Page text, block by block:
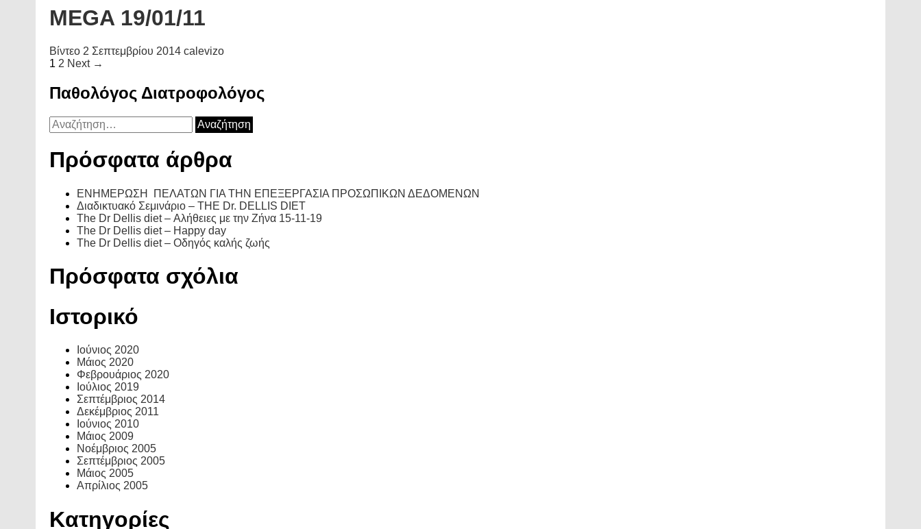
MEGA 19/01/11
Βίντεο 2 Σεπτεμβρίου 2014 calevizo
Posts
navigation
1 2 Next →
Παθολόγος Διατροφολόγος
Αναζήτηση
για:
Πρόσφατα άρθρα
ΕΝΗΜΕΡΩΣΗ ΠΕΛΑΤΩΝ ΓΙΑ ΤΗΝ ΕΠΕΞΕΡΓΑΣΙΑ ΠΡΟΣΩΠΙΚΩΝ ΔΕΔΟΜΕΝΩΝ
Διαδικτυακό Σεμινάριο – THE Dr. DELLIS DIET
The Dr Dellis diet – Αλήθειες με την Ζήνα 15-11-19
The Dr Dellis diet – Happy day
The Dr Dellis diet – Οδηγός καλής ζωής
Πρόσφατα σχόλια
Ιστορικό
Ιούνιος 2020
Μάιος 2020
Φεβρουάριος 2020
Ιούλιος 2019
Σεπτέμβριος 2014
Δεκέμβριος 2011
Ιούνιος 2010
Μάιος 2009
Νοέμβριος 2005
Σεπτέμβριος 2005
Μάιος 2005
Απρίλιος 2005
Kατηγορίες